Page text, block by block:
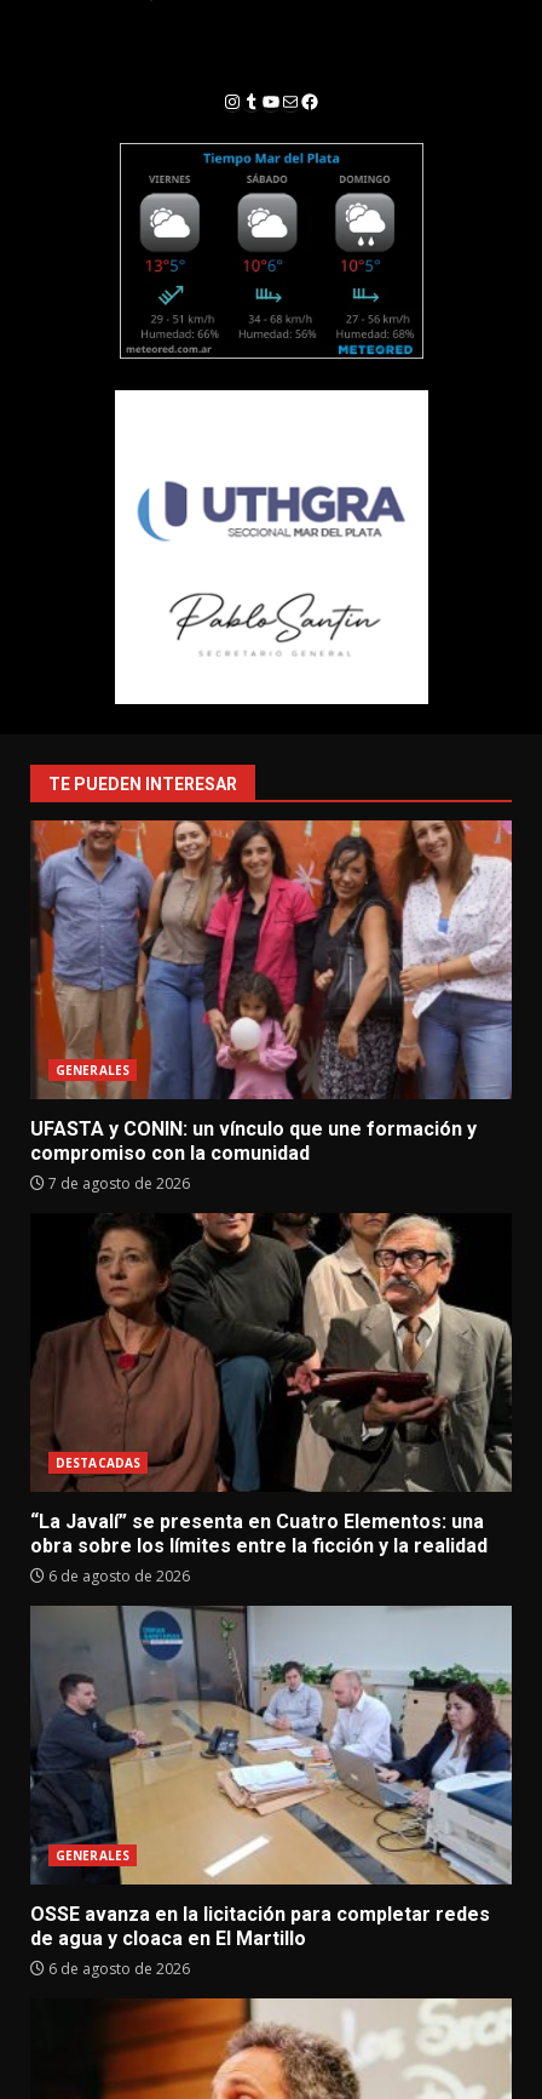
Instagram
Tumblr
YouTube
Correo electrónico
Facebook
TE PUEDEN INTERESAR
GENERALES
UFASTA y CONIN: un vínculo que une formación y
compromiso con la comunidad
7 de agosto de 2026
DESTACADAS
“La Javalí” se presenta en Cuatro Elementos: una
obra sobre los límites entre la ficción y la realidad
6 de agosto de 2026
GENERALES
OSSE avanza en la licitación para completar redes
de agua y cloaca en El Martillo
6 de agosto de 2026